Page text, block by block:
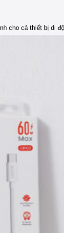
cho cả thiết bị di